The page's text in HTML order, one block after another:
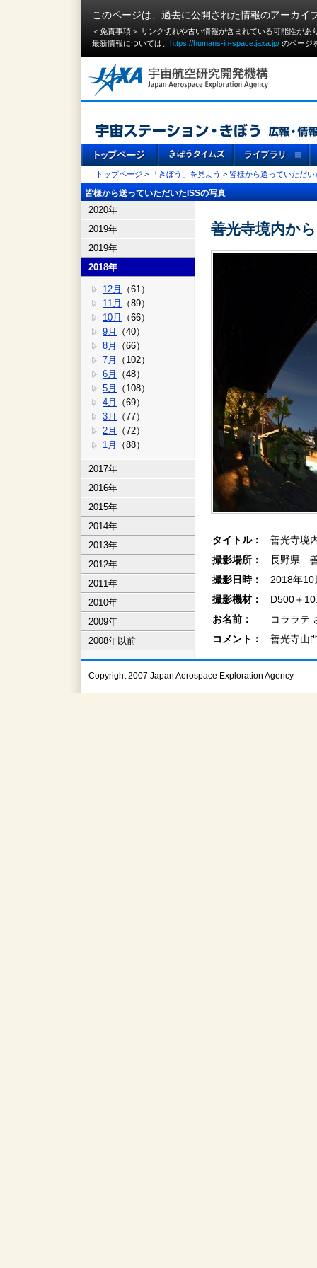
このページは、過去に公開された情報のアーカイ
＜免責事項＞ リンク切れや古い情報が含まれている可能性が
最新情報については、 https://humans-in-space.jaxa.jp/ のページ
トップページ > 「きぼう」を見よう > 皆様から送っていただい
皆様から送っていただいたISSの写真
2020年
2019年
2019年
2018年
12月
（61）
11月
（89）
10月
（66）
9月
（40）
8月
（66）
7月
（102）
6月
（48）
5月
（108）
4月
（69）
3月
（77）
2月
（72）
1月
（88）
2017年
2016年
2015年
2014年
2013年
2012年
2011年
2010年
2009年
2008年以前
善光寺境内から
タイトル：
善光寺境
撮影場所：
長野県
撮影日時：
2018年
撮影機材：
D500＋
お名前：
コララテ
コメント：
善光寺山
Copyright 2007 Japan Aerospace Exploration Agency